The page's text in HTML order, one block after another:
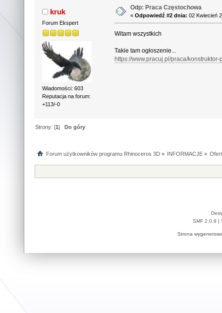
kruk
Forum Ekspert
Wiadomości: 603
Reputacja na forum:
+113/-0
Odp: Praca Częstochowa
«Odpowiedź #2 dnia: 02 Kwiecień
Witam wszystkich
Takie tam ogłoszenie...
https://www.pracuj.pl/praca/
Strony: [1] Do góry
Forum użytkowników programu Rhinoceros 3D» INFORMACJE»
SMF 2.0.9 |
Strona